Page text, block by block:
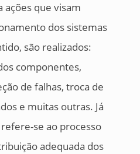
ações que visam
dos sistemas
são realizados:
componentes,
de falhas, troca de
e muitas outras. Já
se ao processo
adequada dos